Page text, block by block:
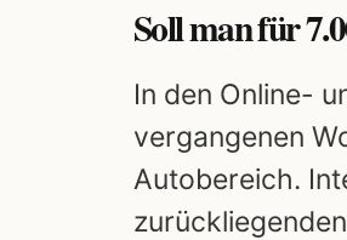
Soll man für
In den Online-
vergangenen
Autobereich.